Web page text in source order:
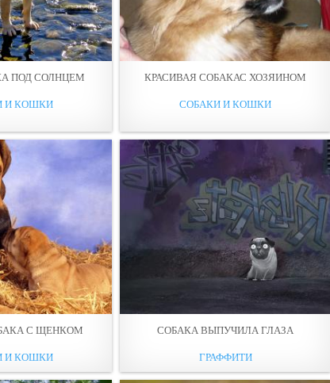
ПОД СОЛНЦЕМ
И КОШКИ
КРАСИВАЯ СОБАКАС ХОЗЯИНОМ
СОБАКИ И КОШКИ
С ЩЕНКОМ
И КОШКИ
СОБАКА ВЫПУЧИЛА ГЛАЗА
ГРАФФИТИ